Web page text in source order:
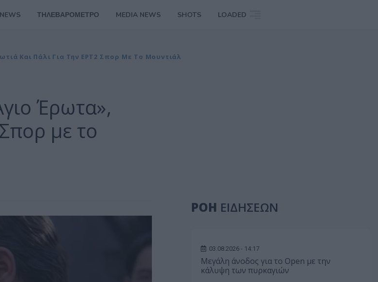
ΤΗΛΕΒΑΡΟΜΕΤΡΟ MEDIA NEWS SHOTS LOADED
Και Πάλι Για Την ΕΡΤ2 Σπορ Με Το Μουντιάλ
Έρωτα»,
με το
ΡΟΗ ΕΙΔΗΣΕΩΝ
03.08.2026 - 14:17
Μεγάλη άνοδος για το Open με την
κάλυψη των πυρκαγιών